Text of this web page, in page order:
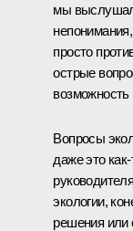
мы
просто
острые
возможность
Вопросы
даже это
экологии,
решения